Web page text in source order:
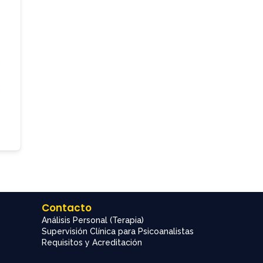
Contacto
Análisis Personal (Terapia)
Supervisión Clínica para Psicoanalistas
Requisitos y Acreditación